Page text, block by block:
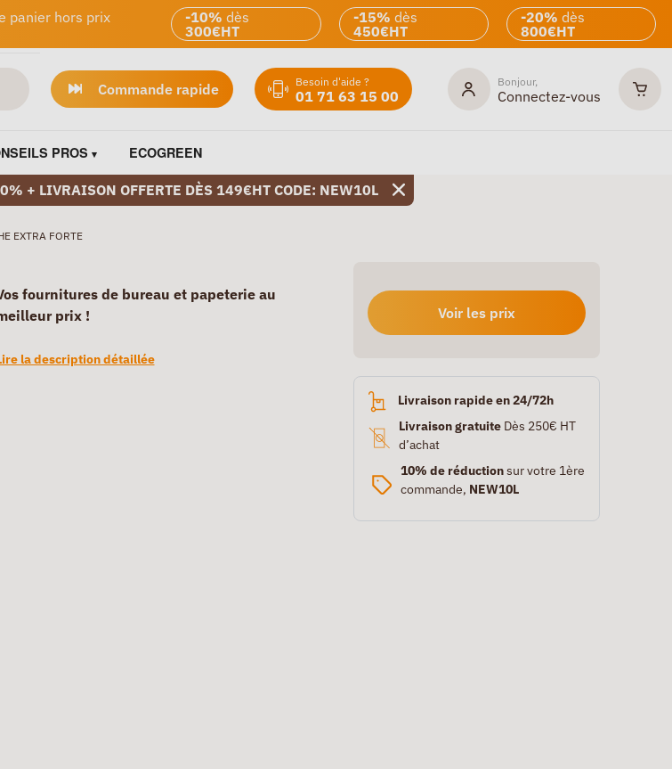
panier hors prix
-10% dès
300€HT
-15% dès
450€HT
-20% dès
800€HT
Commande rapide Besoin d'aide ?
01 71 63 15 00
Bonjour,
Connectez-vous
PROS ECOGREEN
+ LIVRAISON OFFERTE DÈS 149€HT CODE: NEW10L
EXTRA FORTE
fournitures de bureau et papeterie au
prix !
la description détaillée
Voir les prix
Livraison rapide en 24/72h
Livraison gratuiteDès 250€ HT
d’achat
10% de réductionsur votre 1ère
commande, NEW10L